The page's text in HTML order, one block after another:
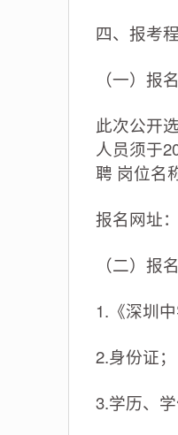
四、报考
（一）报名
此次公开
人员须于
聘 岗位名
报名网址
（二）报
1.《深圳
2.身份证；
3.学历、